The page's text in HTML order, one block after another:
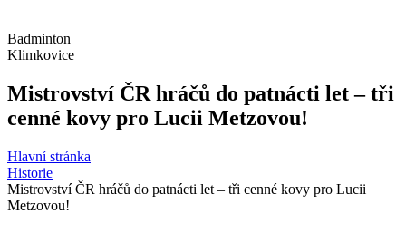
Badminton
Klimkovice
Mistrovství ČR hráčů do patnácti let – tři
cenné kovy pro Lucii Metzovou!
Hlavní stránka
Historie
Mistrovství ČR hráčů do patnácti let – tři cenné kovy pro Lucii
Metzovou!